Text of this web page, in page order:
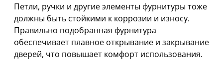
Петли, ручки и другие элементы фурнитуры тоже
должны быть стойкими к коррозии и износу.
Правильно подобранная фурнитура
обеспечивает плавное открывание и закрывание
дверей, что повышает комфорт использования.